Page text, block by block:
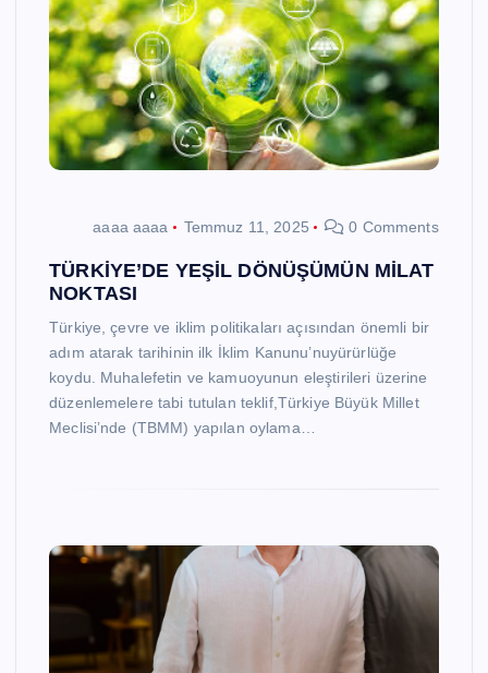
aaaa aaaa Temmuz 11, 2025 0 Comments
TÜRKİYE’DE YEŞİL DÖNÜŞÜMÜN MİLAT
NOKTASI
Türkiye, çevre ve iklim politikaları açısından önemli bir
adım atarak tarihinin ilk İklim Kanunu’nuyürürlüğe
koydu. Muhalefetin ve kamuoyunun eleştirileri üzerine
düzenlemelere tabi tutulan teklif,Türkiye Büyük Millet
Meclisi’nde (TBMM) yapılan oylama…